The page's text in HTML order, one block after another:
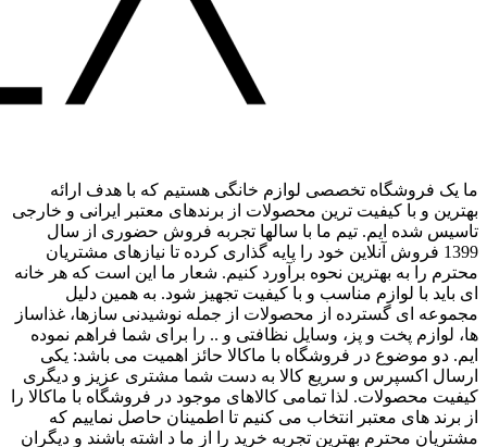
ما یک فروشگاه تخصصی لوازم خانگی هستیم که با هدف ارائه
بهترین و با کیفیت ترین محصولات از برندهای معتبر ایرانی و خارجی
تاسیس شده ایم. تیم ما با سالها تجربه فروش حضوری از سال
1399 فروش آنلاین خود را پایه گذاری کرده تا نیازهای مشتریان
محترم را به بهترین نحوه برآورد کنیم. شعار ما این است که هر خانه
ای باید با لوازم مناسب و با کیفیت تجهیز شود. به همین دلیل
مجموعه ای گسترده از محصولات از جمله نوشیدنی سازها، غذاساز
ها، لوازم پخت و پز، وسایل نظافتی و .. را برای شما فراهم نموده
ایم. دو موضوع در فروشگاه با ماکالا حائز اهمیت می باشد: یکی
ارسال اکسپرس و سریع کالا به دست شما مشتری عزیز و دیگری
کیفیت محصولات. لذا تمامی کالاهای موجود در فروشگاه با ماکالا را
از برند های معتبر انتخاب می کنیم تا اطمینان حاصل نماییم که
مشتریان محترم بهترین تجربه خرید را از ما د اشته باشند و دیگران